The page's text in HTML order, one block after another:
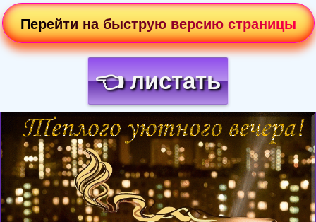
Перейти на быструю версию страницы
👈 листать
Загрузка картинки...